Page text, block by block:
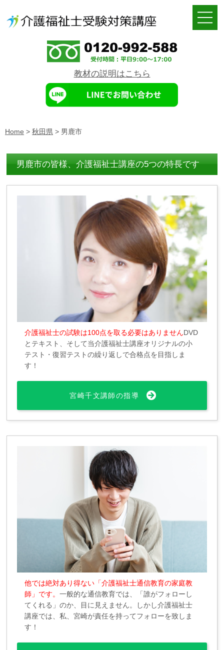
教材の説明はこちら
Home > 秋田県 > 男鹿市
男鹿市の皆様、介護福祉士講座の5つの特長です
介護福祉士の試験は100点を取る必要はありませんDVD
とテキスト、そして当介護福祉士講座オリジナルの小
テスト・復習テストの繰り返しで合格点を目指しま
す！
宮崎千文講師の指導
他では絶対あり得ない「介護福祉士通信教育の家庭教
師」です。一般的な通信教育では、「誰がフォローし
てくれる」のか、目に見えません。しかし介護福祉士
講座では、私、宮崎が責任を持ってフォローを致しま
す！